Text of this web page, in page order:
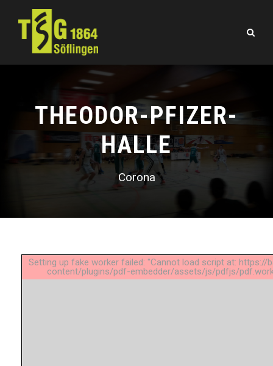
THEODOR-PFIZER-
HALLE
Corona
Setting up fake worker failed: "Cannot load script at: https://
content/plugins/pdf-embedder/assets/js/pdfjs/